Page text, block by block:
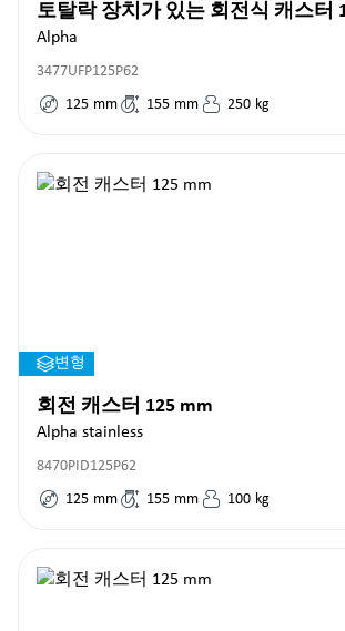
Alpha
3477UFP125P62
125 mm 155 mm 250 kg
변형
회전 캐스터 125 mm
Alpha stainless
8470PID125P62
125 mm 155 mm 100 kg